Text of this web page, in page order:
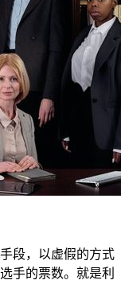
段，以虚假的方式
手的票数。就是利